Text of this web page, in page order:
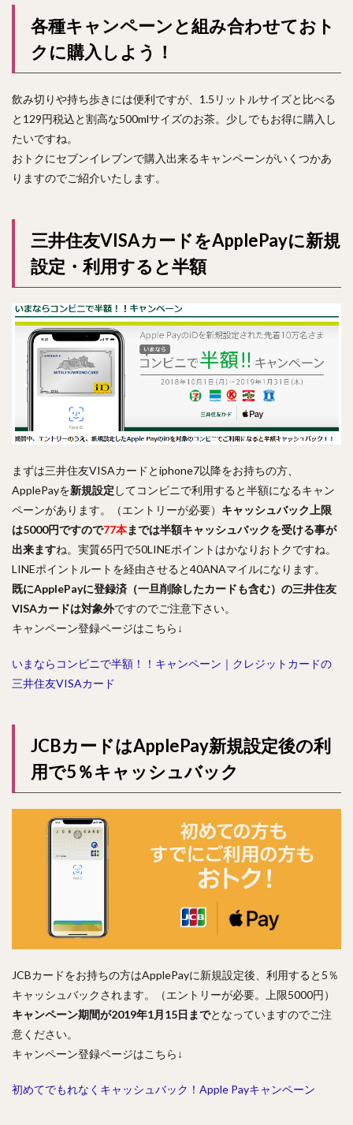
各種キャンペーンと組み合わせておト
クに購入しよう！
飲み切りや持ち歩きには便利ですが、1.5リットルサイズと比べる
と129円税込と割高な500mlサイズのお茶。少しでもお得に購入し
たいですね。
おトクにセブンイレブンで購入出来るキャンペーンがいくつかあ
りますのでご紹介いたします。
三井住友VISAカードをApplePayに新規
設定・利用すると半額
まずは三井住友VISAカードとiphone7以降をお持ちの方、
ApplePayを新規設定 してコンビニで利用すると半額になるキャン
ペーンがあります。（エントリーが必要） キャッシュバック上限
は5000円ですので77本までは半額キャッシュバックを受ける事が
出来ますね。実質65円で50LINEポイントはかなりおトクですね。
LINEポイントルートを経由させると40ANAマイルになります。
既にApplePayに登録済（一旦削除したカードも含む）の三井住友
VISAカードは対象外ですのでご注意下さい。
キャンペーン登録ページはこちら↓
いまならコンビニで半額！！キャンペーン｜クレジットカードの
三井住友VISAカード
JCBカードはApplePay新規設定後の利
用で5％キャッシュバック
JCBカードをお持ちの方はApplePayに新規設定後、利用すると5％
キャッシュバックされます。（エントリーが必要。上限5000円）
キャンペーン期間が2019年1月15日までとなっていますのでご注
意ください。
キャンペーン登録ページはこちら↓
初めてでもれなくキャッシュバック！Apple Payキャンペーン